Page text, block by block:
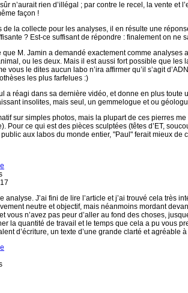
n’aurait rien d’illégal ; par contre le recel, la vente
façon !
de la collecte pour les analyses, il en résulte une
? Est-ce suffisant de répondre : finalement on ne
que M. Jamin a demandé exactement comme
ou les deux. Mais il est aussi fort possible que
vous le dites aucun labo n’ira affirmer qu’il s’agit
les plus farfelues :)
a réagi dans sa dernière vidéo, et donne en plus
insolites, mais seul, un gemmelogue et ou
sur simples photos, mais la plupart de ces pierres
Pour ce qui est des pièces sculptées (têtes d’ET,
aux labos du monde entier, "Paul" ferait mieux
analyse. J’ai fini de lire l’article et j’ai trouvé cela très
neutre et objectif, mais néanmoins mordant
vous n’avez pas peur d’aller au fond des choses,
la quantité de travail et le temps que cela a pu vous
d’écriture, un texte d’une grande clarté et agréable